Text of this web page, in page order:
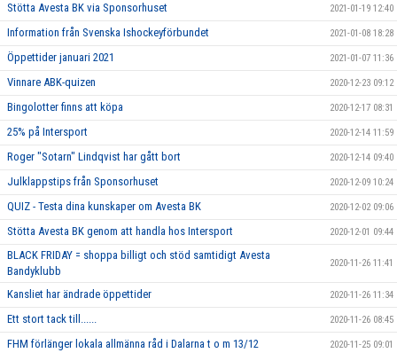
Stötta Avesta BK via Sponsorhuset 2021-01-19 12:40
Information från Svenska Ishockeyförbundet 2021-01-08 18:28
Öppettider januari 2021 2021-01-07 11:36
Vinnare ABK-quizen 2020-12-23 09:12
Bingolotter finns att köpa 2020-12-17 08:31
25% på Intersport 2020-12-14 11:59
Roger "Sotarn" Lindqvist har gått bort 2020-12-14 09:40
Julklappstips från Sponsorhuset 2020-12-09 10:24
QUIZ - Testa dina kunskaper om Avesta BK 2020-12-02 09:06
Stötta Avesta BK genom att handla hos Intersport 2020-12-01 09:44
BLACK FRIDAY = shoppa billigt och stöd samtidigt Avesta
Bandyklubb
2020-11-26 11:41
Kansliet har ändrade öppettider 2020-11-26 11:34
Ett stort tack till...... 2020-11-26 08:45
FHM förlänger lokala allmänna råd i Dalarna t o m 13/12 2020-11-25 09:01